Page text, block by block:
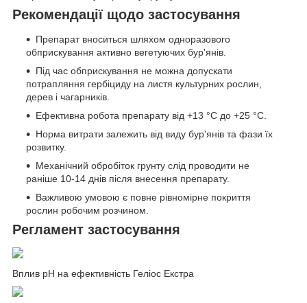
Рекомендації щодо застосування
Препарат вноситься шляхом одноразового
обприскування активно вегетуючих бур'янів.
Під час обприскування не можна допускати
потрапляння гербіциду на листя культурних рослин,
дерев і чагарників.
Ефективна робота препарату від +13 °С до +25 °С.
Норма витрати залежить від виду бур'янів та фази їх
розвитку.
Механічний обробіток грунту слід проводити не
раніше 10-14 днів після внесення препарату.
Важливою умовою є повне рівномірне покриття
рослин робочим розчином.
Регламент застосування
Вплив pH на ефективність Геліос Екстра